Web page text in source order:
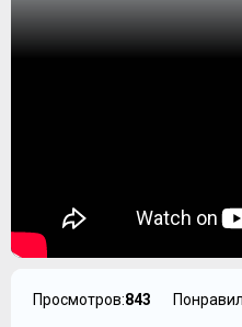
Просмотров:843